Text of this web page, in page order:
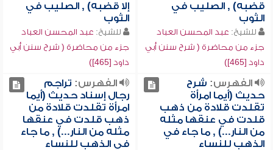
قضبه) , الصليب في
الثوب
للشيخ: عبد المحسن العباد
جزء من محاضرة ( شرح سنن أبي
داود [465])
إلا قضبه) , الصليب في
الثوب
للشيخ: عبد المحسن العباد
جزء من محاضرة ( شرح سنن أبي
داود [465])
الفهرس: شرح
حديث (أيما امرأة
تقلدت قلادة من ذهب
قلدت في عنقها مثله
من النار...) , ما جاء في
الذهب للنساء
الفهرس: تراجم
رجال إسناد حديث (أيما
امرأة تقلدت قلادة من
ذهب قلدت في عنقها
مثله من النار...) , ما جاء
في الذهب للنساء